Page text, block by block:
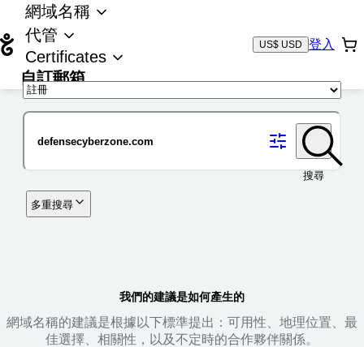
網域名稱
代管
Certificates
自訂郵箱
US$ USD 登入
搜尋
多重搜尋
我們的建議是如何產生的
網域名稱的建議是根據以下標準提出：可用性、地理位置、最
佳選擇、相關性，以及不定時的合作夥伴關係。